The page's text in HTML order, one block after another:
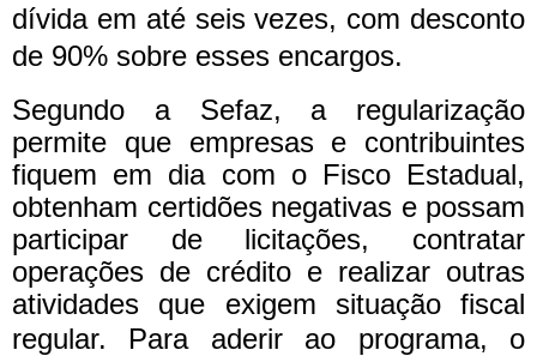
dívida em até seis vezes, com desconto
de 90% sobre esses encargos.
Segundo a Sefaz, a regularização
permite que empresas e contribuintes
fiquem em dia com o Fisco Estadual,
obtenham certidões negativas e possam
participar de licitações, contratar
operações de crédito e realizar outras
atividades que exigem situação fiscal
regular. Para aderir ao programa, o